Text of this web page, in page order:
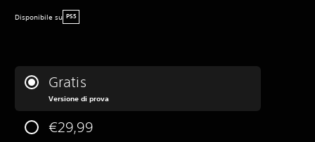
Disponibile su PS5
Gratis
Versione di prova
€29,99